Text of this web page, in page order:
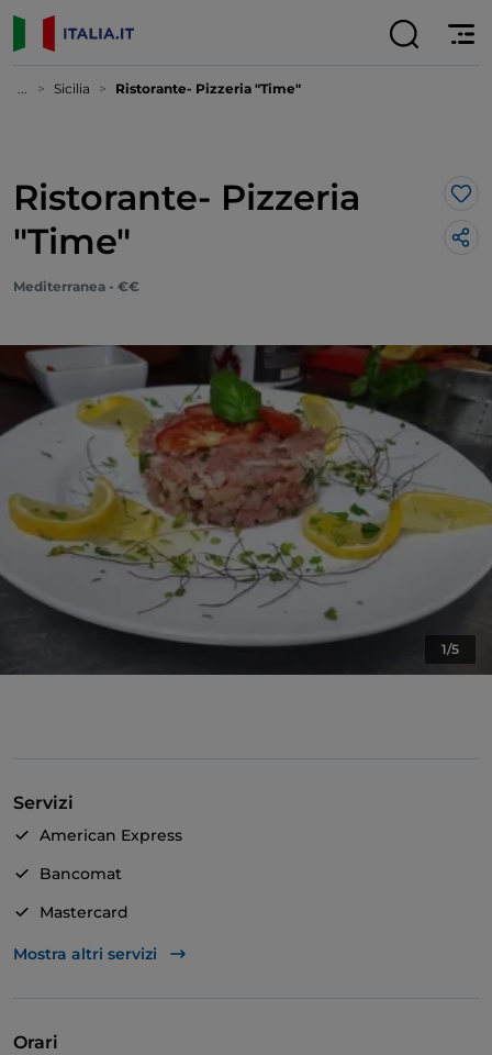
... Sicilia Ristorante- Pizzeria "Time"
Ristorante- Pizzeria
"Time"
Mediterranea - €€
1/5
Servizi
American Express
Bancomat
Mastercard
TheFork PAY
Mostra altri servizi
Orari